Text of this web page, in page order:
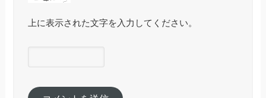
上に表示された文字を入力してください。